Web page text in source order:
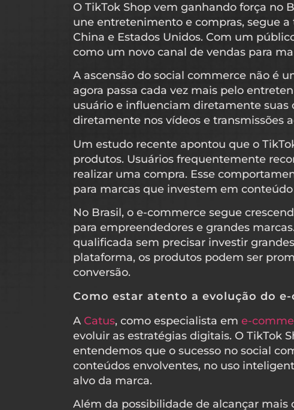
O TikTok Shop vem ganhando força no
une entretenimento e compras, segue
China e Estados Unidos. Com um
como um novo canal de vendas para
A ascensão do social commerce não é
agora passa cada vez mais pelo
usuário e influenciam diretamente suas
diretamente nos vídeos e transmissões
Um estudo recente apontou que o
produtos. Usuários frequentemente
realizar uma compra. Esse
para marcas que investem em
No Brasil, o e-commerce segue
para empreendedores e grandes
qualificada sem precisar investir
plataforma, os produtos podem ser
conversão.
Como estar atento a evolução do
A Catus, como especialista em e-
evoluir as estratégias digitais. O TikTok
entendemos que o sucesso no social
conteúdos envolventes, no uso
alvo da marca.
Além da possibilidade de alcançar